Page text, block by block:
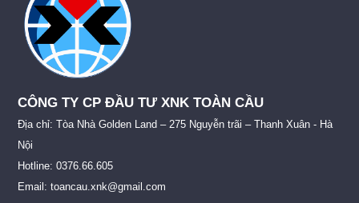
CÔNG TY CP ĐẦU TƯ XNK TOÀN CẦU
Địa chỉ: Tòa Nhà Golden Land – 275 Nguyễn trãi – Thanh Xuân - Hà
Nội
Hotline: 0376.66.605
Email: toancau.xnk@gmail.com